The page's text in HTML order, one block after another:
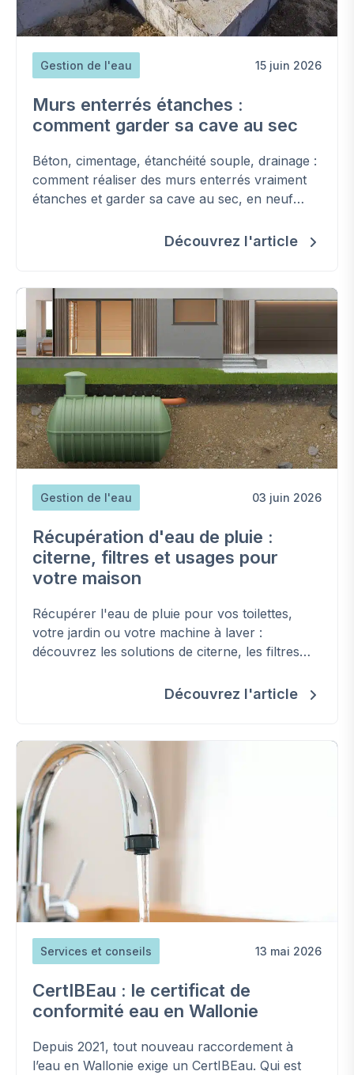
Gestion de l'eau 15 juin 2026
Murs enterrés étanches :
comment garder sa cave au sec
Béton, cimentage, étanchéité souple, drainage :
comment réaliser des murs enterrés vraiment
étanches et garder sa cave au sec, en neuf
Découvrez l'article
Gestion de l'eau 03 juin 2026
Récupération d'eau de pluie :
citerne, filtres et usages pour
votre maison
Récupérer l'eau de pluie pour vos toilettes,
votre jardin ou votre machine à laver :
découvrez les solutions de citerne, les filtres
Découvrez l'article
Services et conseils 13 mai 2026
CertIBEau : le certificat de
conformité eau en Wallonie
Depuis 2021, tout nouveau raccordement à
l’eau en Wallonie exige un CertIBEau. Qui est